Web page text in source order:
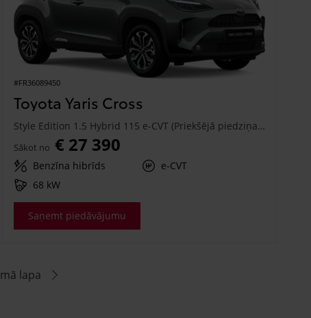
#FR36089450
Toyota Yaris Cross
Style Edition 1.5 Hybrid 115 e-CVT (Priekšējā piedziņa) (68 kW)
Sākot no € 27 390
Benzīna hibrīds
e-CVT
68 kW
Saņemt piedāvājumu
lapa